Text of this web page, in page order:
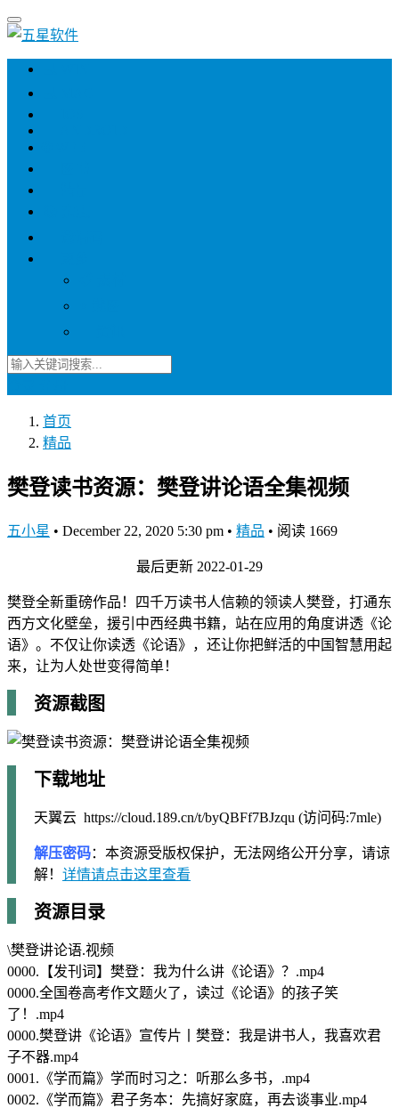
首页
精品
樊登读书资源：樊登讲论语全集视频
五小星 • December 22, 2020 5:30 pm • 精品 • 阅读 1669
最后更新 2022-01-29
樊登全新重磅作品！四千万读书人信赖的领读人樊登，打通东
西方文化壁垒，援引中西经典书籍，站在应用的角度讲透《论
语》。不仅让你读透《论语》，还让你把鲜活的中国智慧用起
来，让为人处世变得简单！
资源截图
下载地址
天翼云 https://cloud.189.cn/t/byQBFf7BJzqu (访问码:7mle)
解压密码：本资源受版权保护，无法网络公开分享，请谅
解！ 详情请点击这里查看
资源目录
\樊登讲论语.视频
0000.【发刊词】樊登：我为什么讲《论语》？.mp4
0000.全国卷高考作文题火了，读过《论语》的孩子笑
了！.mp4
0000.樊登讲《论语》宣传片丨樊登：我是讲书人，我喜欢君
子不器.mp4
0001.《学而篇》学而时习之：听那么多书，.mp4
0002.《学而篇》君子务本：先搞好家庭，再去谈事业.mp4